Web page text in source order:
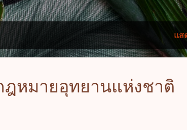
แส
ฎหมายอุทยานแห่งชาติ